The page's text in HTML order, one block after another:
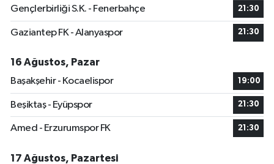
Gençlerbirliği S.K. - Fenerbahçe 21:30
Gaziantep FK - Alanyaspor 21:30
16 Ağustos, Pazar
Başakşehir - Kocaelispor
19:00
Beşiktaş - Eyüpspor 21:30
Amed - Erzurumspor FK 21:30
17 Ağustos, Pazartesi